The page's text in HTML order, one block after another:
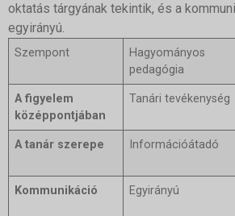
oktatás tárgyának tekintik, és a
egyirányú.
Szempont
Hagyományos
pedagógia
A figyelem
középpontjában
Tanári tevékenység
A tanár szerepe Információátadó
Kommunikáció Egyirányú